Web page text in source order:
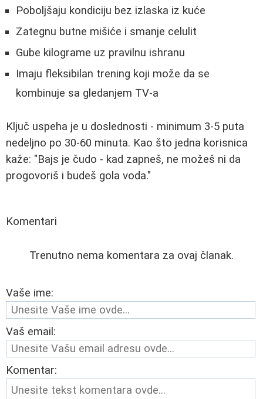
Poboljšaju kondiciju bez izlaska iz kuće
Zategnu butne mišiće i smanje celulit
Gube kilograme uz pravilnu ishranu
Imaju fleksibilan trening koji može da se
kombinuje sa gledanjem TV-a
Ključ uspeha je u doslednosti - minimum 3-5 puta
nedeljno po 30-60 minuta. Kao što jedna korisnica
kaže: "Bajs je čudo - kad zapneš, ne možeš ni da
progovoriš i budeš gola voda."
Komentari
Trenutno nema komentara za ovaj članak.
Vaše ime:
Vaš email:
Komentar: